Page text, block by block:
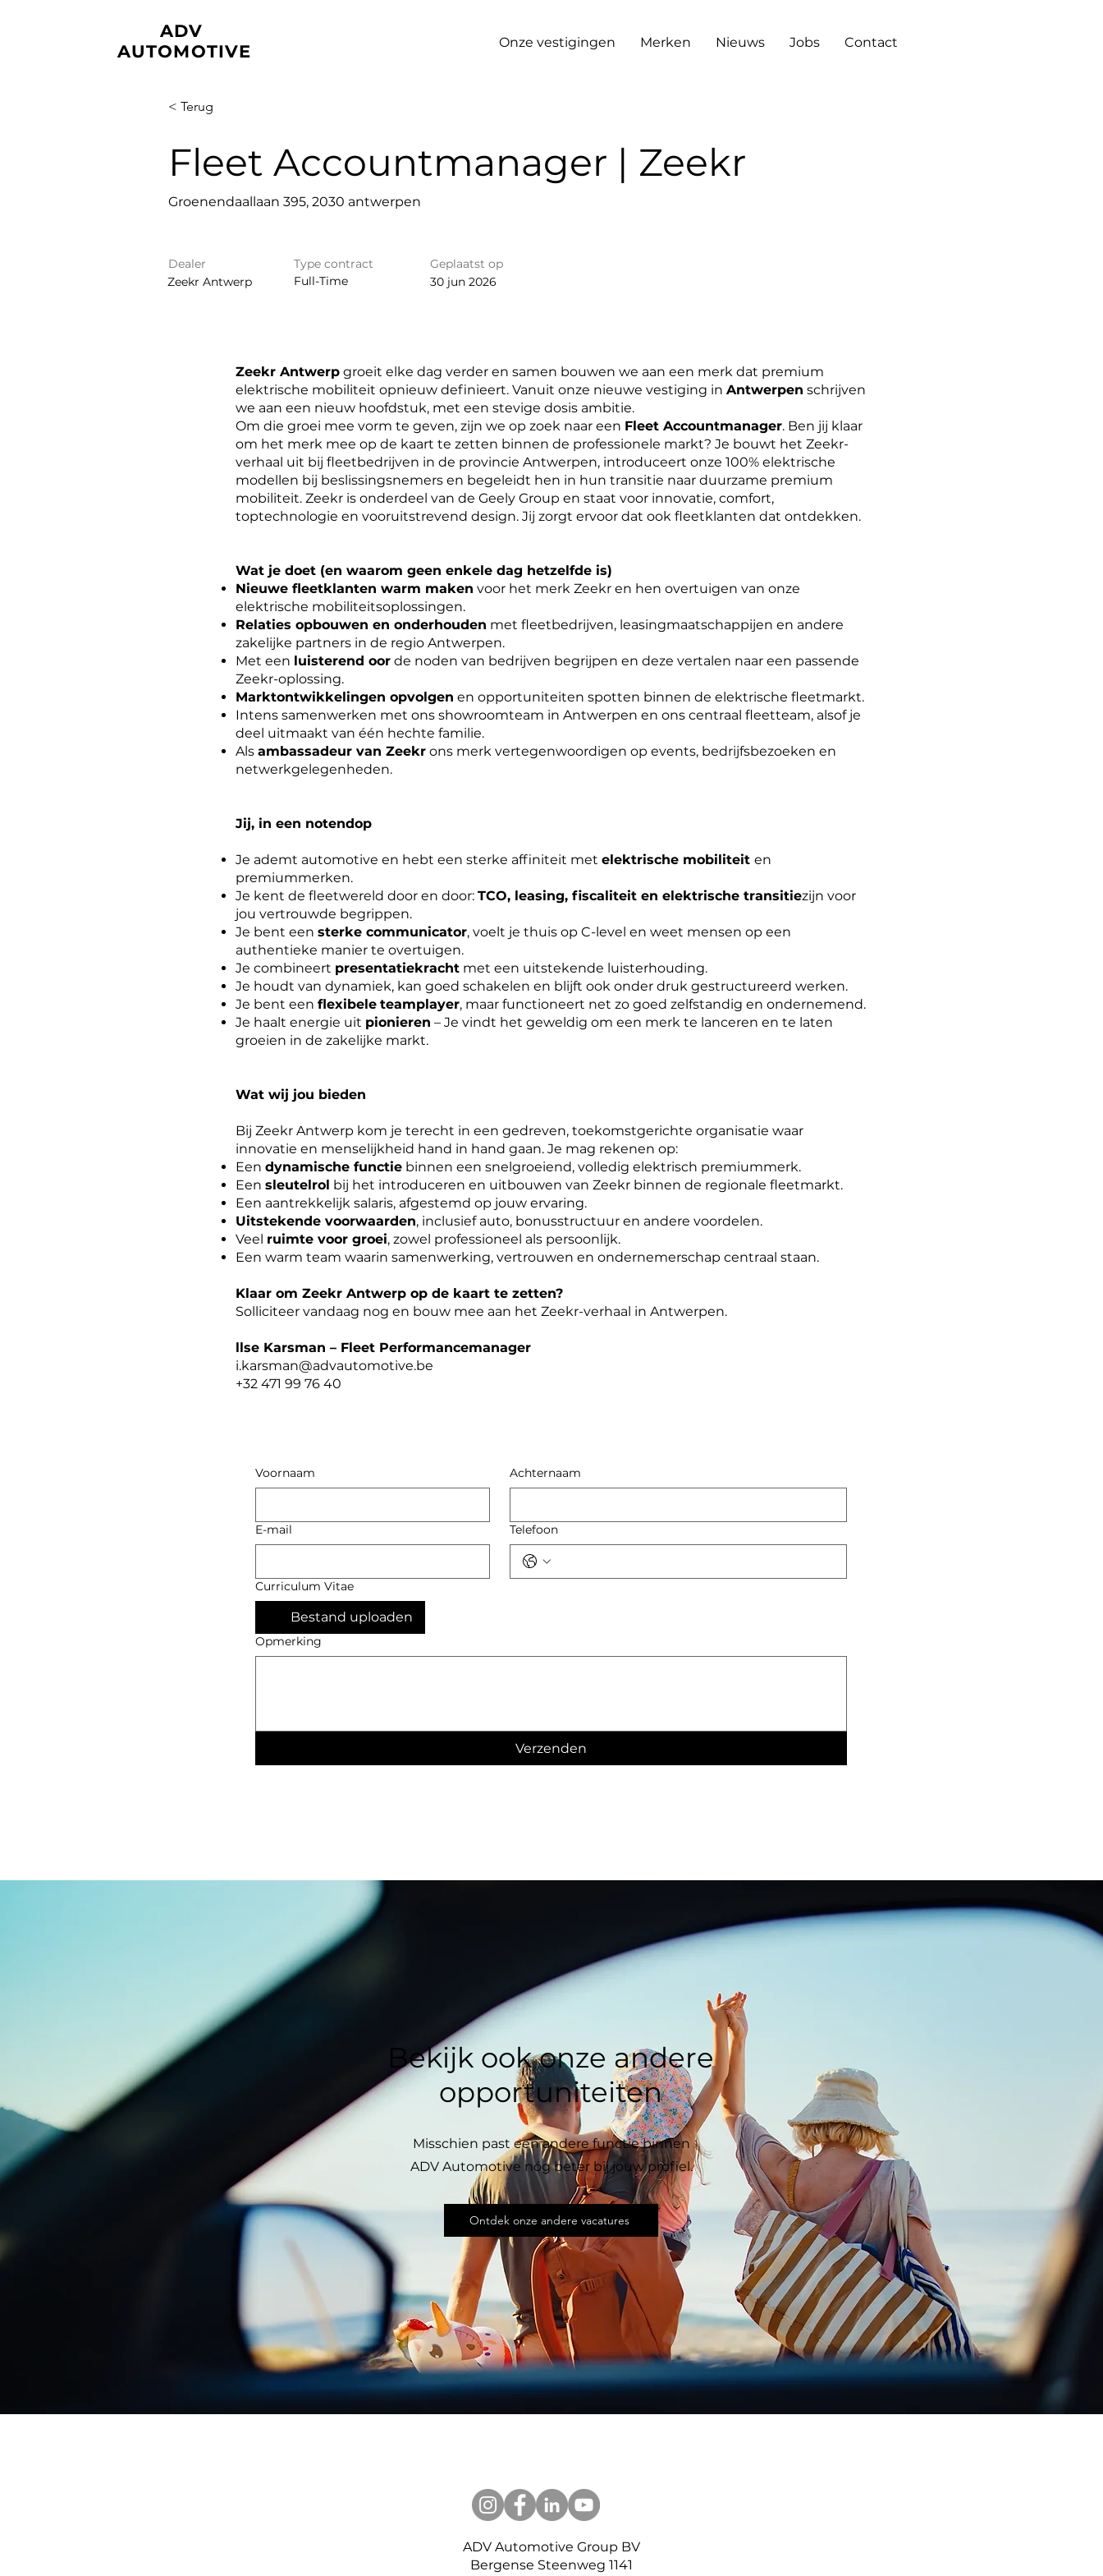
ADV
AUTOMOTIVE
Onze vestigingen Merken Nieuws Jobs Contact
< Terug
Fleet Accountmanager | Zeekr
Groenendaallaan 395, 2030 antwerpen
Dealer
Zeekr Antwerp
Type contract
Full-Time
Geplaatst op
30 jun 2026
Zeekr Antwerp groeit elke dag verder en samen bouwen we aan een merk dat premium
elektrische mobiliteit opnieuw definieert. Vanuit onze nieuwe vestiging in Antwerpen schrijven
we aan een nieuw hoofdstuk, met een stevige dosis ambitie.
Om die groei mee vorm te geven, zijn we op zoek naar een Fleet Accountmanager. Ben jij klaar
om het merk mee op de kaart te zetten binnen de professionele markt? Je bouwt het Zeekr-
verhaal uit bij fleetbedrijven in de provincie Antwerpen, introduceert onze 100% elektrische
modellen bij beslissingsnemers en begeleidt hen in hun transitie naar duurzame premium
mobiliteit. Zeekr is onderdeel van de Geely Group en staat voor innovatie, comfort,
toptechnologie en vooruitstrevend design. Jij zorgt ervoor dat ook fleetklanten dat ontdekken.
Wat je doet (en waarom geen enkele dag hetzelfde is)
Nieuwe fleetklanten warm maken voor het merk Zeekr en hen overtuigen van onze
elektrische mobiliteitsoplossingen.
Relaties opbouwen en onderhouden met fleetbedrijven, leasingmaatschappijen en andere
zakelijke partners in de regio Antwerpen.
Met een luisterend oor de noden van bedrijven begrijpen en deze vertalen naar een passende
Zeekr-oplossing.
Marktontwikkelingen opvolgen en opportuniteiten spotten binnen de elektrische fleetmarkt.
Intens samenwerken met ons showroomteam in Antwerpen en ons centraal fleetteam, alsof je
deel uitmaakt van één hechte familie.
Als ambassadeur van Zeekr ons merk vertegenwoordigen op events, bedrijfsbezoeken en
netwerkgelegenheden.
Jij, in een notendop
Je ademt automotive en hebt een sterke affiniteit met elektrische mobiliteit en
premiummerken.
Je kent de fleetwereld door en door: TCO, leasing, fiscaliteit en elektrische transitiezijn voor
jou vertrouwde begrippen.
Je bent een sterke communicator, voelt je thuis op C-level en weet mensen op een
authentieke manier te overtuigen.
Je combineert presentatiekracht met een uitstekende luisterhouding.
Je houdt van dynamiek, kan goed schakelen en blijft ook onder druk gestructureerd werken.
Je bent een flexibele teamplayer, maar functioneert net zo goed zelfstandig en ondernemend.
Je haalt energie uit pionieren – Je vindt het geweldig om een merk te lanceren en te laten
groeien in de zakelijke markt.
Wat wij jou bieden
Bij Zeekr Antwerp kom je terecht in een gedreven, toekomstgerichte organisatie waar
innovatie en menselijkheid hand in hand gaan. Je mag rekenen op:
Een dynamische functie binnen een snelgroeiend, volledig elektrisch premiummerk.
Een sleutelrol bij het introduceren en uitbouwen van Zeekr binnen de regionale fleetmarkt.
Een aantrekkelijk salaris, afgestemd op jouw ervaring.
Uitstekende voorwaarden, inclusief auto, bonusstructuur en andere voordelen.
Veel ruimte voor groei, zowel professioneel als persoonlijk.
Een warm team waarin samenwerking, vertrouwen en ondernemerschap centraal staan.
Klaar om Zeekr Antwerp op de kaart te zetten?
Solliciteer vandaag nog en bouw mee aan het Zeekr-verhaal in Antwerpen.
llse Karsman – Fleet Performancemanager
i.karsman@advautomotive.be
+32 471 99 76 40
Voornaam Achternaam
E-mail Telefoon
Curriculum Vitae
Bestand uploaden
Opmerking
Verzenden
Bekijk ook onze andere
opportuniteiten
Misschien past een andere functie binnen
ADV Automotive nóg beter bij jouw profiel.
Ontdek onze andere vacatures
ADV Automotive Group BV
Bergense Steenweg 1141